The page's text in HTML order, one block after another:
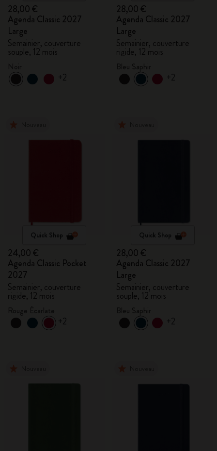
28,00 €
Agenda Classic 2027
Large
Semainier, couverture
souple, 12 mois
+2
28,00 €
Agenda Classic 2027
Large
Semainier, couverture
rigide, 12 mois
+2
Quick Shop
24,00 €
Agenda Classic Pocket
2027
Semainier, couverture
rigide, 12 mois
+2
Quick Shop
28,00 €
Agenda Classic 2027
Large
Semainier, couverture
souple, 12 mois
+2